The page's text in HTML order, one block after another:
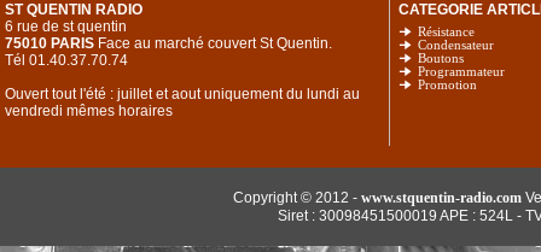
ST QUENTIN RADIO
6 rue de st quentin
75010 PARIS Face au marché couvert St Quentin.
Tél 01.40.37.70.74
Ouvert tout l'été : juillet et aout uniquement du lundi au
vendredi mêmes horaires
CATEGORIE
Résistance
Condensateur
Boutons
Programmateur
Promotion
Copyright © 2012 - www.stquentin-radio.com
Siret : 30098451500019 APE : 524L -